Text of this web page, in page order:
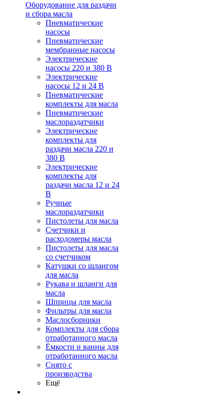
Оборудование для раздачи
и сбора масла
Пневматические
насосы
Пневматические
мембранные насосы
Электрические
насосы 220 и 380 В
Электрические
насосы 12 и 24 В
Пневматические
комплекты для масла
Пневматические
маслораздатчики
Электрические
комплекты для
раздачи масла 220 и
380 В
Электрические
комплекты для
раздачи масла 12 и 24
В
Ручные
маслораздатчики
Пистолеты для масла
Счетчики и
расходомеры масла
Пистолеты для масла
со счетчиком
Катушки со шлангом
для масла
Рукава и шланги для
масла
Шприцы для масла
Фильтры для масла
Маслосборники
Комплекты для сбора
отработанного масла
Ёмкости и ванны для
отработанного масла
Снято с
производства
Ещё